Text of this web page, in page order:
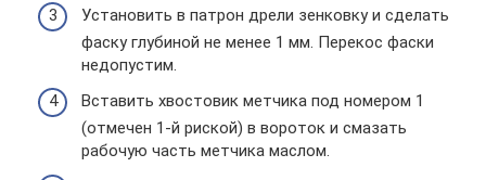
Установить в патрон дрели зенковку и сделать
фаску глубиной не менее 1 мм. Перекос фаски
недопустим.
Вставить хвостовик метчика под номером 1
(отмечен 1-й риской) в вороток и смазать
рабочую часть метчика маслом.